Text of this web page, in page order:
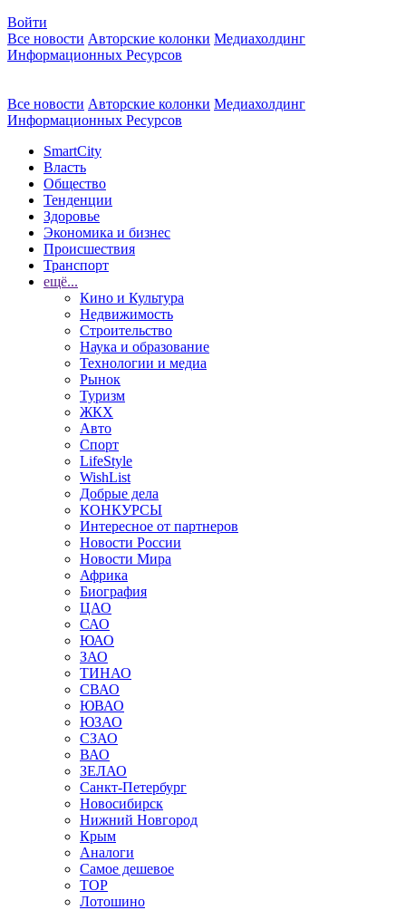
Войти
Все новости Авторские колонки Медиахолдинг
Информационных Ресурсов
Все новости Авторские колонки Медиахолдинг
Информационных Ресурсов
SmartCity
Власть
Общество
Тенденции
Здоровье
Экономика и бизнес
Происшествия
Транспорт
ещё...
Кино и Культура
Недвижимость
Строительство
Наука и образование
Технологии и медиа
Рынок
Туризм
ЖКХ
Авто
Спорт
LifeStyle
WishList
Добрые дела
КОНКУРСЫ
Интересное от партнеров
Новости России
Новости Мира
Африка
Биография
ЦАО
САО
ЮАО
ЗАО
ТИНАО
СВАО
ЮВАО
ЮЗАО
СЗАО
ВАО
ЗЕЛАО
Санкт-Петербург
Новосибирск
Нижний Новгород
Крым
Аналоги
Самое дешевое
TOP
Лотошино